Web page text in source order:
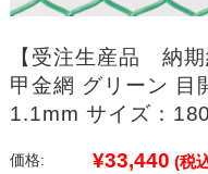
【受注生産品 納
甲金網 グリーン 目
1.1mm サイズ：
価格: ¥33,440 (税